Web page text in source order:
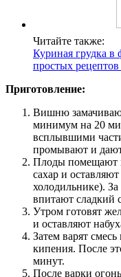
Читайте также:
Куриная грудка в
простых
Приготовление:
Вишню
минимум на 20
всплывшими
промывают и
Плоды помещают
сахар и
холодильнике).
впитают сладкий
Утром готовят
и оставляют
Затем варят
кипения. После
минут.
После варки